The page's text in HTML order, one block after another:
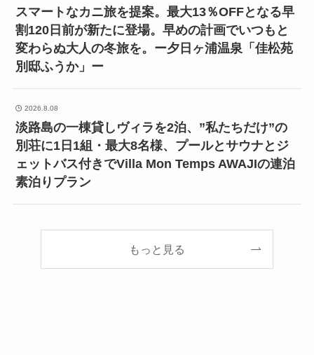
スマートなカニ旅を提案。最大13％OFFとなる早
割120日前が新たに登場。早めの計画でいつもと
変わらぬ大人の冬旅を。ー夕日ヶ浦温泉「佳松苑
別邸ふうか」ー
2026.8.08
淡路島の一棟貸しヴィラを2泊、”私たちだけ”の
別荘に1日1組・最大8名様、プールとサウナとジ
ェットバス付きでVilla Mon Temps AWAJIの連泊
素泊りプラン
もっと見る